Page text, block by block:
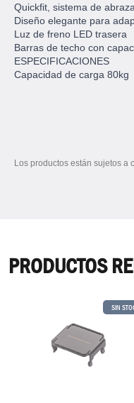
Quickfit, sistema de
Diseño elegante para
Luz de freno LED trasera
Barras de techo con
ESPECIFICACIONES
Capacidad de carga 80kg
Los productos están sujetos a
PRODUCTOS
SIN